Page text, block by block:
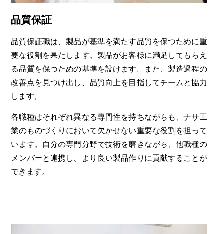
品質保証
品質保証職は、製品が基準を満たす品質を保つために重
要な役割を果たします。製品がお客様に満足してもらえ
る品質を保つための基準を設けます。また、製造過程の
改善点を見つけ出し、品質向上を目指してチームと協力
します。
各職種はそれぞれ異なる専門性を持ちながらも、ナサ工
業のものづくりにおいて欠かせない重要な役割を担って
います。自分の専門分野で技術を磨きながら、他職種の
メンバーと連携し、より良い製品作りに貢献することが
できます。